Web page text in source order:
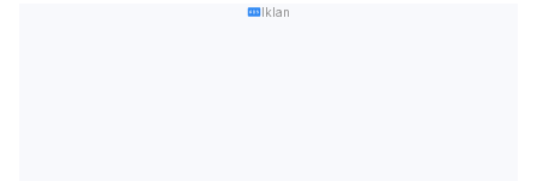
Iklan